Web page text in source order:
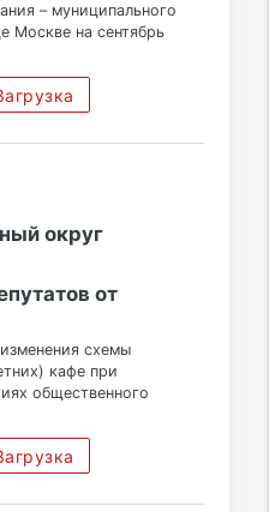
– муниципального
Москве на сентябрь
округ
от
схемы
кафе при
общественного